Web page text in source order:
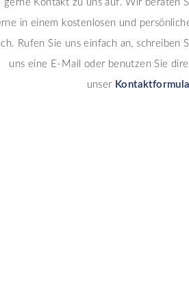
gerne Kontakt zu uns auf. Wir beraten
in einem kostenlosen und
Rufen Sie uns einfach an, schreiben
uns eine E-Mail oder benutzen Sie
unser